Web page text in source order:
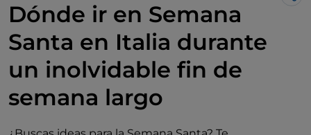
Dónde ir en Semana
Santa en Italia durante
un inolvidable fin de
semana largo